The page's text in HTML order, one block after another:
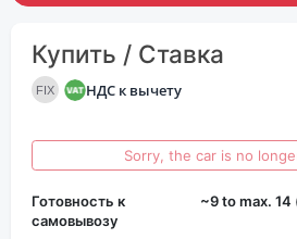
Купить / Ставка
FIX НДС к вычету
Sorry, the car is no
Готовность к
самовывозу
~9 to max.